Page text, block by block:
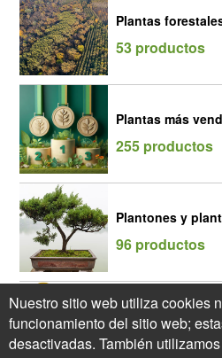
Plantas
53 productos
Plantas más
255 productos
Plantones y
96 productos
Promociones
369 productos
Nuestro sitio web utiliza cookies
funcionamiento del sitio web;
desactivadas. También